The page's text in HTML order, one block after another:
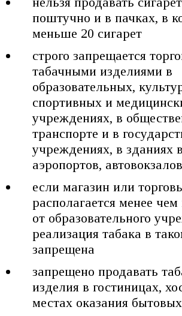
поштучно и в пачках, в
меньше 20 сигарет
строго запрещается
табачными изделиями в
образовательных,
спортивных и
учреждениях, в
транспорте и в
учреждениях, в зданиях
аэропортов,
если магазин или
располагается менее
от образовательного
реализация табака в
запрещена
запрещено продавать
изделия в гостиницах,
местах оказания